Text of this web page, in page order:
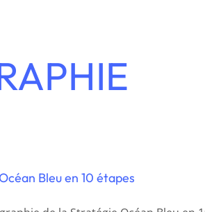
Bleu en 10 étapes